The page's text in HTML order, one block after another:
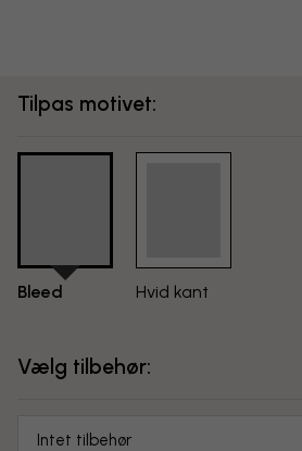
Tilpas motivet:
Bleed Hvid kant
Vælg tilbehør:
Intet tilbehør